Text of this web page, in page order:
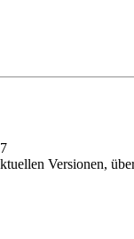
Versionen,